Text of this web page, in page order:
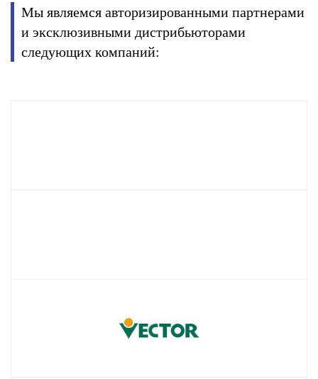
Мы являемся авторизированными партнерами
и эксклюзивными дистрибьюторами
следующих компаний: